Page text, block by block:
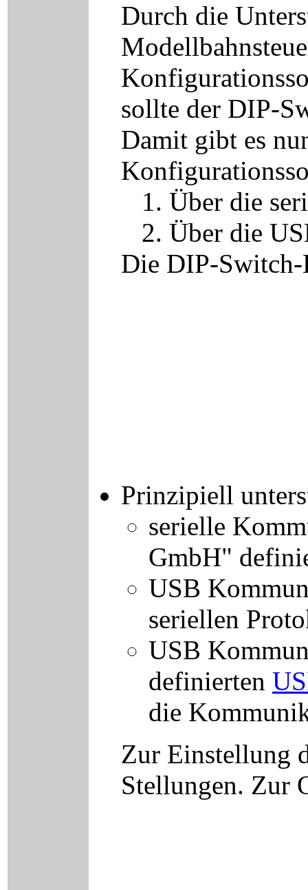
Durch die
sollte der DIP-
Damit gibt es
1. Über die
2. Über die
Die DIP-
Prinzipiell
serielle
GmbH"
USB
seriellen
USB
definierten
die
Zur Einstellung
Stellungen. Zur